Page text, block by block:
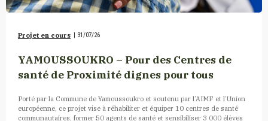
Projet en cours 31/07/26
YAMOUSSOUKRO – Pour des Centres de
santé de Proximité dignes pour tous
Porté par la Commune de Yamoussoukro et soutenu par l’AIMF et l’Union
européenne, ce projet vise à réhabiliter et équiper 10 centres de santé
communautaires, former 50 agents de santé et sensibiliser 3 000 élèves